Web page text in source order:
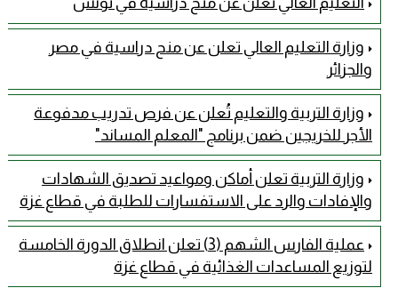
وزارة التعليم العالي تعلن عن منح دراسية في مصر
والجزائر
وزارة التربية والتعليم تُعلن عن فرص تدريب مدفوعة
الأجر للخريجين ضمن برنامج "المعلم المساند"
وزارة التربية تعلن أماكن ومواعيد تصديق الشهادات
والإفادات والرد على الاستفسارات للطلبة في قطاع غزة
عملية الفارس الشهم (3) تعلن انطلاق الدورة الخامسة
لتوزيع المساعدات الغذائية في قطاع غزة